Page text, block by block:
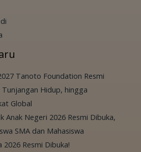
Tanoto Foundation Resmi
Tunjangan Hidup, hingga
Global
Anak Negeri 2026 Resmi Dibuka,
SMA dan Mahasiswa
2026 Resmi Dibuka!